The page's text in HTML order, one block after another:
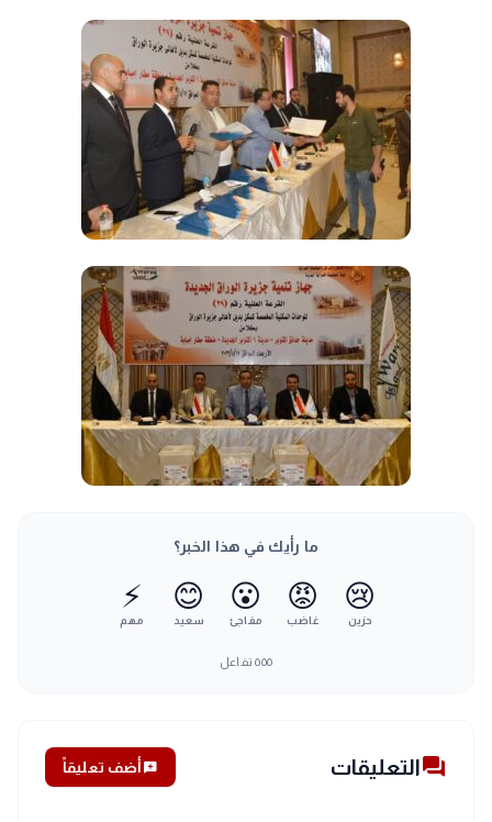
ما رأيك في هذا الخبر؟
😢
حزين
😡
غاضب
😮
مفاجئ
😊
سعيد
⚡
مهم
٥٥٥تفاعل
forumالتعليقات add_commentأضف تعليقاً